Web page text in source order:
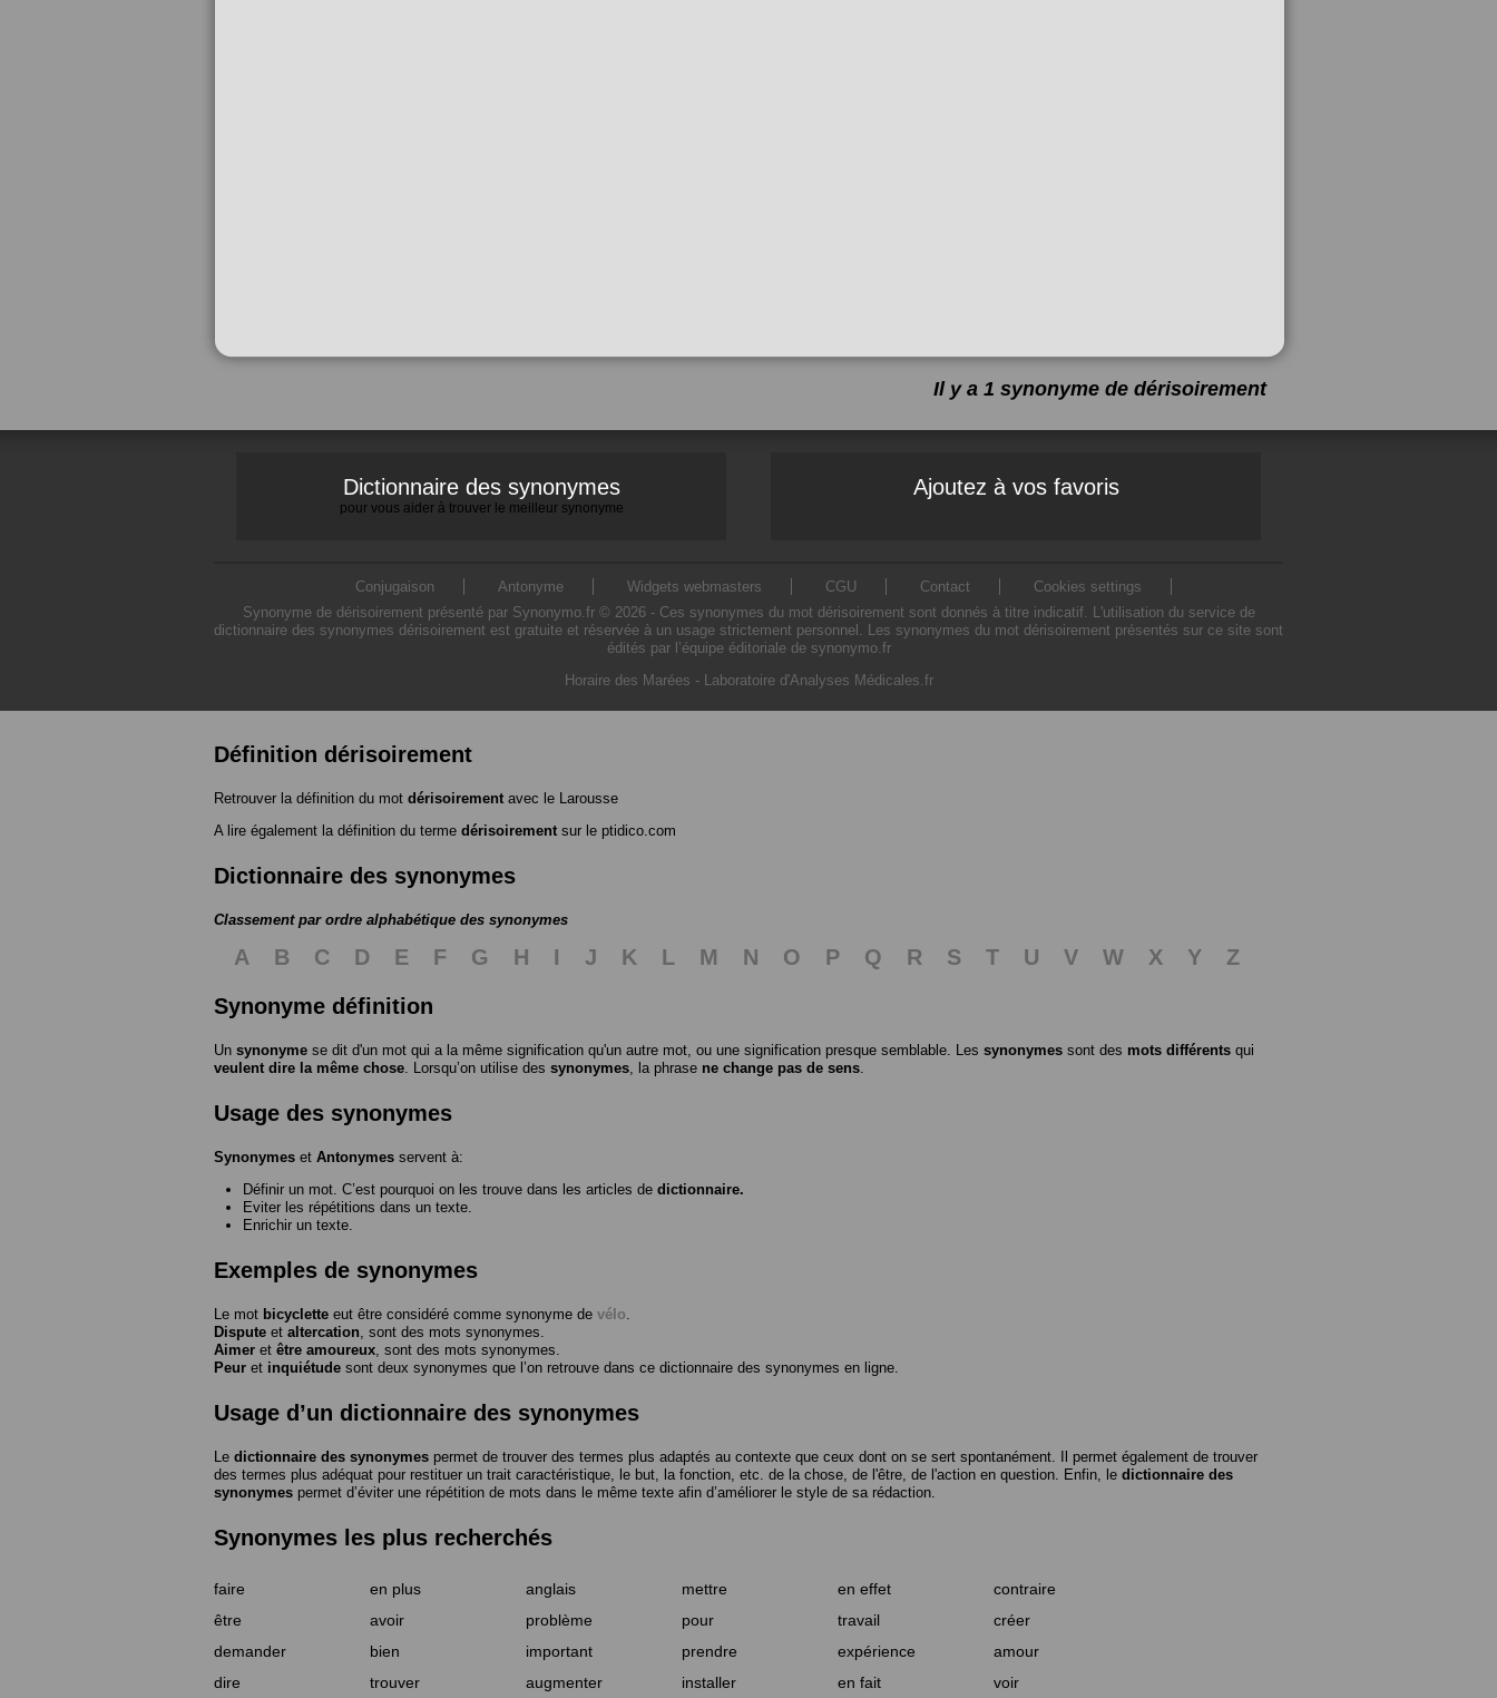
Il y a 1 synonyme de dérisoirement
Dictionnaire des synonymes
pour vous aider à trouver le meilleur synonyme
Ajoutez à vos favoris
Conjugaison Antonyme Widgets webmasters CGU Contact
Cookies settings
Synonyme de dérisoirement présenté par Synonymo.fr © 2026 - Ces synonymes du mot dérisoirement sont donnés à titre indicatif. L'utilisation du service de
dictionnaire des synonymes dérisoirement est gratuite et réservée à un usage strictement personnel. Les synonymes du mot dérisoirement présentés sur ce site sont
édités par l’équipe éditoriale de synonymo.fr
Horaire des Marées - Laboratoire d'Analyses Médicales.fr
Définition dérisoirement
Retrouver la définition du mot dérisoirement avec le Larousse
A lire également la définition du terme dérisoirement sur le ptidico.com
Dictionnaire des synonymes
Classement par ordre alphabétique des synonymes
A B C D E F G H I J K L M N O P Q R S T U V W X Y
Z
Synonyme définition
Un synonyme se dit d'un mot qui a la même signification qu'un autre mot, ou une signification presque semblable. Les synonymes sont des mots différents qui
veulent dire la même chose . Lorsqu’on utilise des synonymes , la phrase ne change pas de sens
Usage des synonymes
Synonymes et Antonymes servent à:
Définir un mot. C’est pourquoi on les trouve dans les articles de dictionnaire.
Eviter les répétitions dans un texte.
Enrichir un texte.
Exemples de synonymes
Le mot bicyclette eut être considéré comme synonyme de vélo
Dispute et altercation , sont des mots synonymes.
Aimer et être amoureux , sont des mots synonymes.
Peur et inquiétude sont deux synonymes que l’on retrouve dans ce dictionnaire des synonymes en ligne.
Usage d’un dictionnaire des synonymes
Le dictionnaire des synonymes permet de trouver des termes plus adaptés au contexte que ceux dont on se sert spontanément. Il permet également de trouver
des termes plus adéquat pour restituer un trait caractéristique, le but, la fonction, etc. de la chose, de l'être, de l'action en question. Enfin, le dictionnaire des
synonymes permet d’éviter une répétition de mots dans le même texte afin d’améliorer le style de sa rédaction.
Synonymes les plus recherchés
faire en plus anglais mettre en effet
contraire
être
avoir problème pour travail
créer
demander
bien important prendre expérience
amour
dire
trouver augmenter installer en fait voir